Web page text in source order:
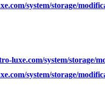
system/storage/
luxe.com/system/storage/
system/storage/